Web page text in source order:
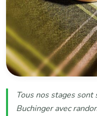
Tous nos stages sont
Buchinger avec